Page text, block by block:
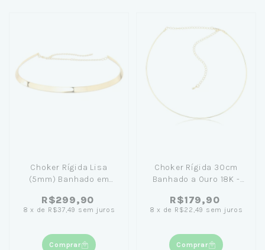
Choker Rígida Lisa
(5mm) Banhado em
Santos
R$299,90
8 x de R$37,49 sem juros
Comprar
Choker Rígida 30cm
Banhado a Ouro 18K -
R$179,90
8 x de R$22,49 sem juros
Comprar